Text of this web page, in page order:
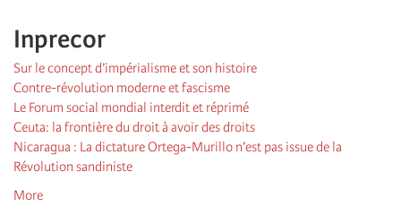
Inprecor
Sur le concept d’impérialisme et son histoire
Contre-révolution moderne et fascisme
Le Forum social mondial interdit et réprimé
Ceuta: la frontière du droit à avoir des droits
Nicaragua : La dictature Ortega-Murillo n’est pas issue de la
Révolution sandiniste
More